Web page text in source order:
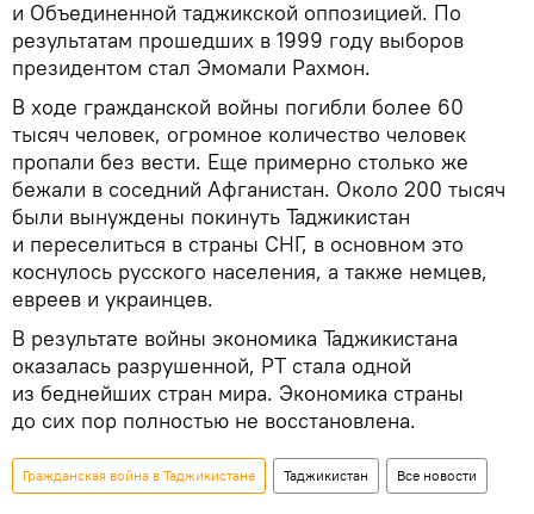
и Объединенной таджикской оппозицией. По
результатам прошедших в 1999 году выборов
президентом стал Эмомали Рахмон.
В ходе гражданской войны погибли более 60
тысяч человек, огромное количество человек
пропали без вести. Еще примерно столько же
бежали в соседний Афганистан. Около 200 тысяч
были вынуждены покинуть Таджикистан
и переселиться в страны СНГ, в основном это
коснулось русского населения, а также немцев,
евреев и украинцев.
В результате войны экономика Таджикистана
оказалась разрушенной, РТ стала одной
из беднейших стран мира. Экономика страны
до сих пор полностью не восстановлена.
Гражданская война в Таджикистане Таджикистан Все новости